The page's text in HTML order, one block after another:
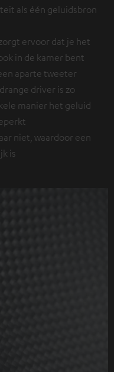
als één geluidsbron
ervoor dat je het
in de kamer bent
aparte tweeter
driver is zo
manier het geluid
niet, waardoor een
is